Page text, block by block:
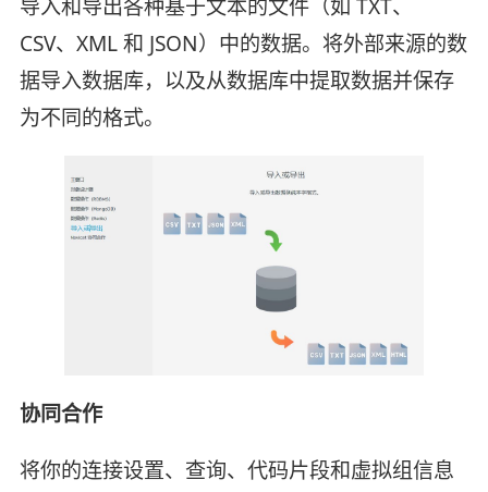
导入和导出各种基于文本的文件（如 TXT、
CSV、XML 和 JSON）中的数据。将外部来源的数
据导入数据库，以及从数据库中提取数据并保存
为不同的格式。
协同合作
将你的连接设置、查询、代码片段和虚拟组信息